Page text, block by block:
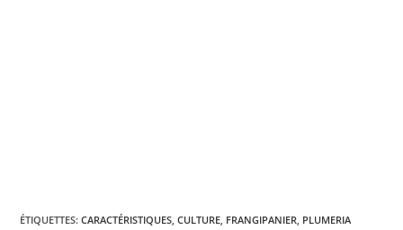
ÉTIQUETTES:CARACTÉRISTIQUES, CULTURE, FRANGIPANIER, PLUMERIA